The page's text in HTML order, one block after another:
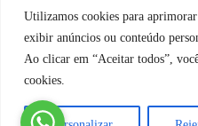
Utilizamos cookies para
exibir anúncios ou conteúdo
Ao clicar em “Aceitar todos”,
cookies.
Serviços
Conheça-nos
Política de
Contato